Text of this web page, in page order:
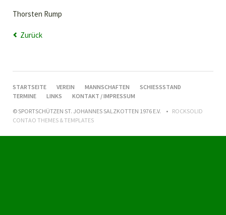
Thorsten Rump
Zurück
NAVIGATION
ÜBERSPRINGEN
STARTSEITE VEREIN MANNSCHAFTEN
SCHIESSSTAND
TERMINE
LINKS
KONTAKT / IMPRESSUM
© SPORTSCHÜTZEN ST. JOHANNES SALZKOTTEN 1976 E.V.
ROCKSOLID
CONTAO THEMES & TEMPLATES